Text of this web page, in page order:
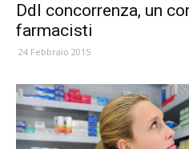
Ddl concorrenza, un
farmacisti
24 Febbraio 2015